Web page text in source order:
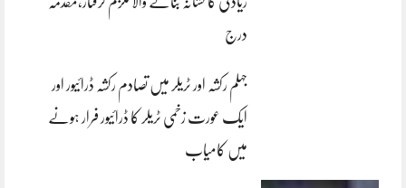
درج
جہلم رکشہ اور ٹریلر میں تصادم رکشہ ڈرائیور اور
ایک عورت زخمی ٹریلر کا ڈرائیور فرار ہونے
میں کامیاب